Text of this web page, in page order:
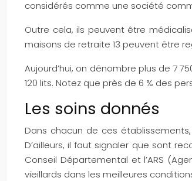
considérés comme une société
Outre cela, ils peuvent être
maisons de retraite 13 peuvent être
Aujourd’hui, on dénombre plus de 7
120 lits. Notez que près de 6 % des
Les soins donnés
Dans chacun de ces
D’ailleurs, il faut signaler que sont
Conseil Départemental et l’ARS
vieillards dans les meilleures